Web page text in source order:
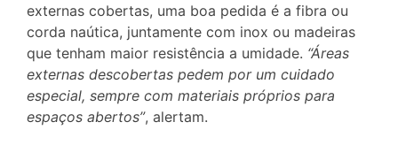
externas cobertas, uma boa pedida é a fibra ou
corda naútica, juntamente com inox ou madeiras
que tenham maior resistência a umidade. “Áreas
externas descobertas pedem por um cuidado
especial, sempre com materiais próprios para
espaços abertos”, alertam.